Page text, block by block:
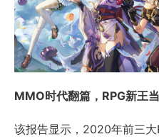
MMO时代翻篇，RPG新王
该报告显示，2020年前三